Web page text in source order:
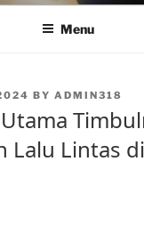
Menu
BY ADMIN318
Lalu Lintas di